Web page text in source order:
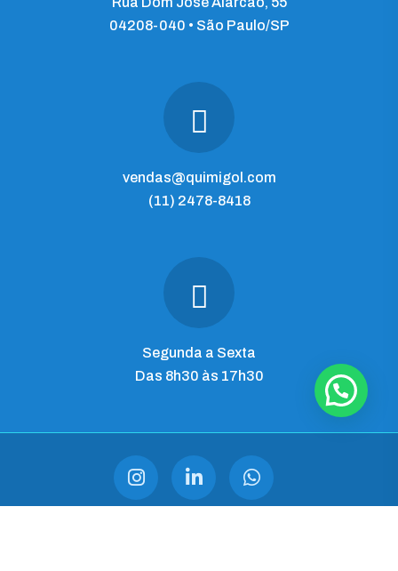
04208-040 • São Paulo/SP
vendas@quimigol.com
(11) 2478-8418
Segunda a Sexta
Das 8h30 às 17h30